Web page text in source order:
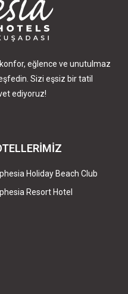
eğlence ve unutulmaz
Sizi eşsiz bir tatil
ediyoruz!
Holiday Beach Club
Resort Hotel